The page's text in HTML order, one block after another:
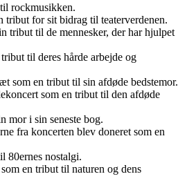
rockmusikken.
tribut for sit bidrag til teaterverdenen.
tribut til de mennesker, der har hjulpet
til deres hårde arbejde og
som en tribut til sin afdøde bedstemor.
som en tribut til den afdøde
mor i sin seneste bog.
fra koncerten blev doneret som en
80ernes nostalgi.
en tribut til naturen og dens